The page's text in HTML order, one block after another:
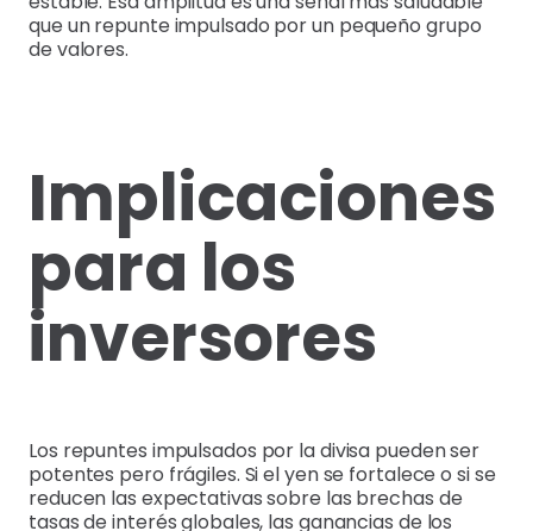
que un repunte impulsado por un pequeño grupo
de valores.
Implicaciones
para los
inversores
Los repuntes impulsados por la divisa pueden ser
potentes pero frágiles. Si el yen se fortalece o si se
reducen las expectativas sobre las brechas de
tasas de interés globales, las ganancias de los